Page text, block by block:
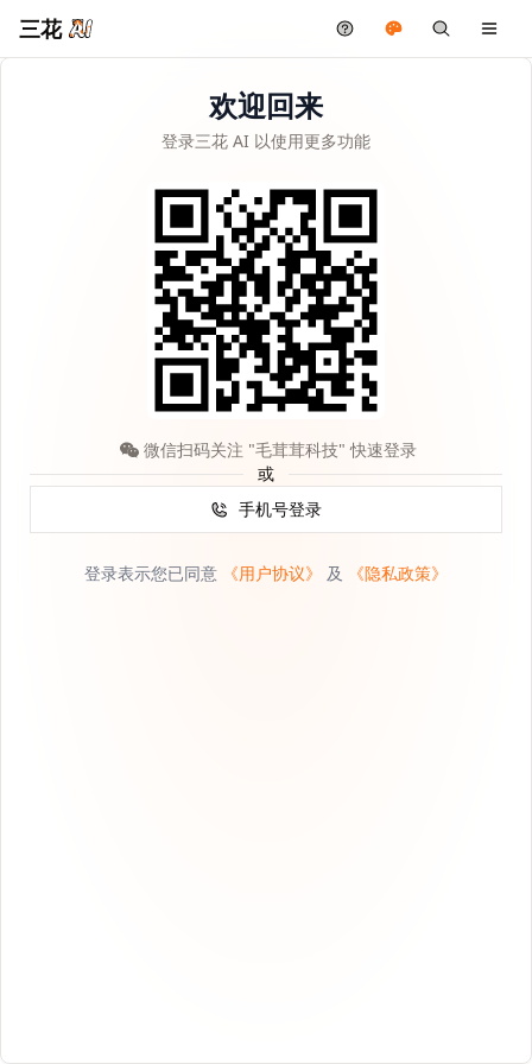
三花
欢迎回来
登录三花 AI 以使用更多功能
手机号登录
或
微信扫码关注 "毛茸茸科技" 快速登录
登录表示您已同意 《用户协议》 及 《隐私政策》